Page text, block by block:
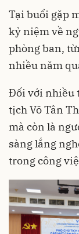
Tại buổi gặp
kỷ niệm về
phòng ban,
nhiều năm
Đối với nhiều
tịch Võ Tân
mà còn là
sàng lắng
trong công